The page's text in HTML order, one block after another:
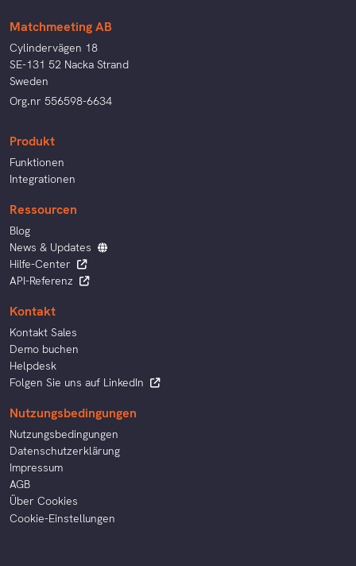
Matchmeeting AB
Cylindervägen 18
SE-131 52 Nacka Strand
Sweden
Org.nr 556598-6634
Produkt
Funktionen
Integrationen
Ressourcen
Blog
News & Updates
Hilfe-Center
API-Referenz
Kontakt
Kontakt Sales
Demo buchen
Helpdesk
Folgen Sie uns auf LinkedIn
Nutzungsbedingungen
Nutzungsbedingungen
Datenschutzerklärung
Impressum
AGB
Über Cookies
Cookie-Einstellungen